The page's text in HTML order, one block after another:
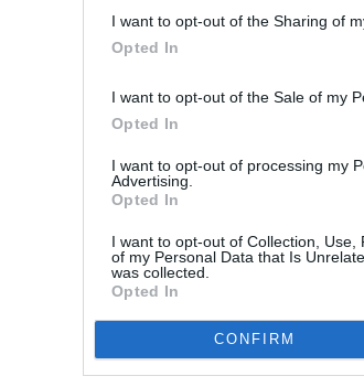
I want to opt-out of the Sharing of
Opted In
I want to opt-out of the Sale of my
Opted In
I want to opt-out of processing my
Advertising.
Opted In
I want to opt-out of Collection,
of my Personal Data that Is
was collected.
Opted In
CONFIRM
NOUS SOUTENIR
FacebookTwitter
COMMENTAIRE(S)